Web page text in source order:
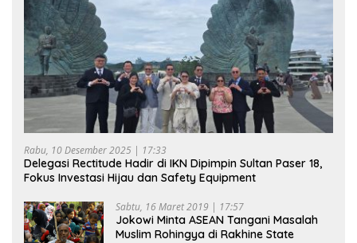
Rabu, 10 Desember 2025 | 17:33
Delegasi Rectitude Hadir di IKN Dipimpin Sultan Paser 18,
Fokus Investasi Hijau dan Safety Equipment
Sabtu, 16 Maret 2019 | 17:57
Jokowi Minta ASEAN Tangani Masalah
Muslim Rohingya di Rakhine State